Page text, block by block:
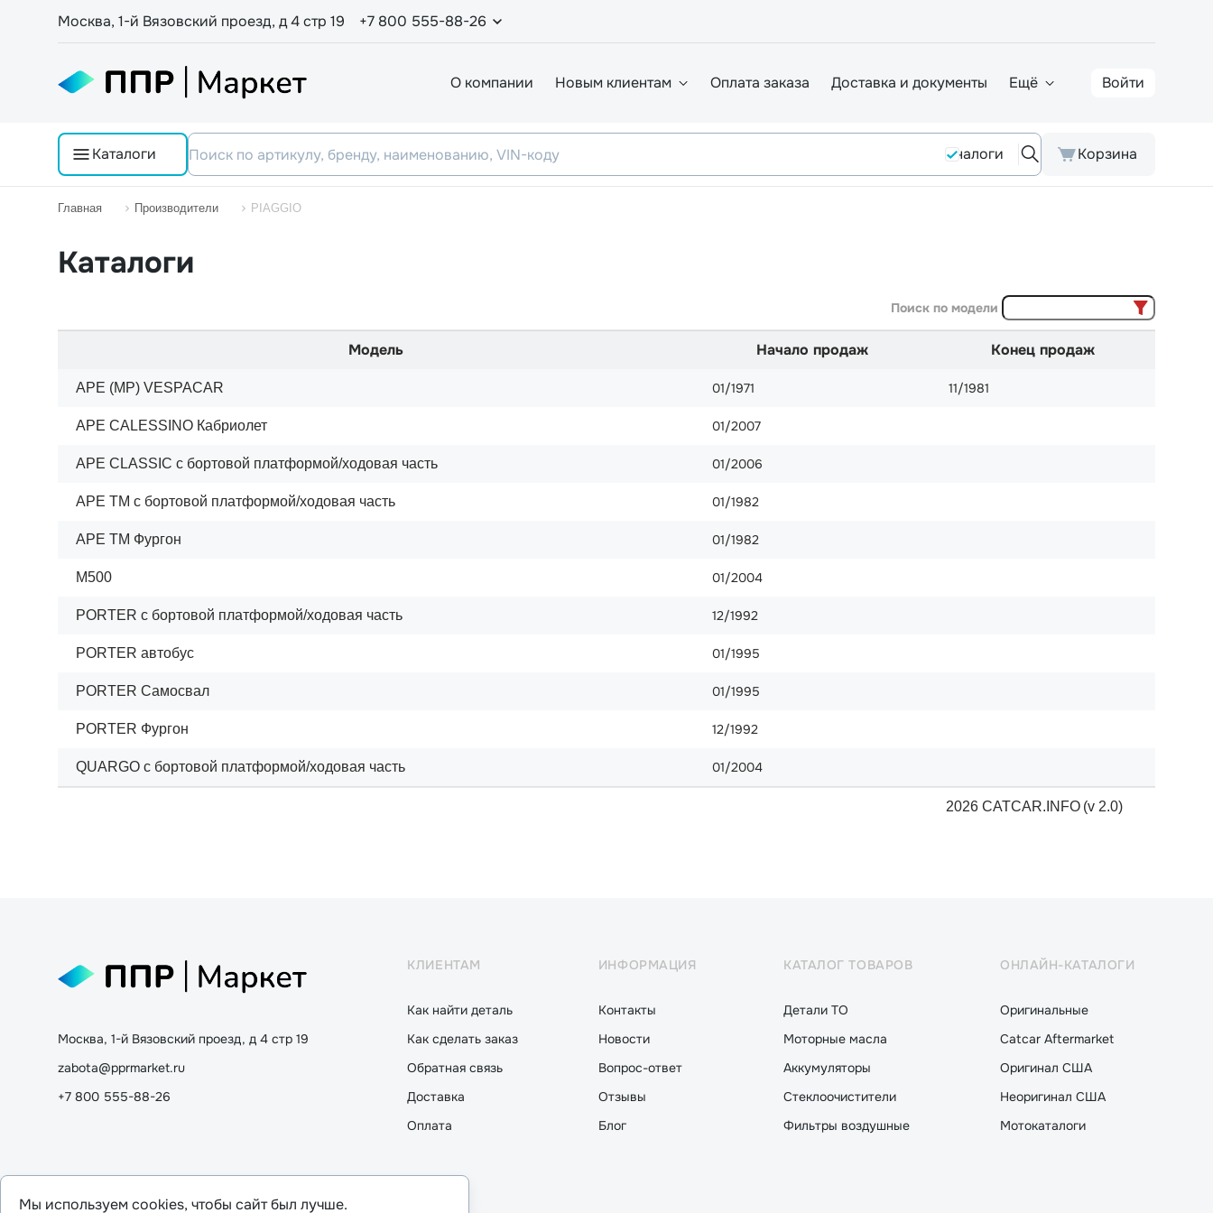
Москва, 1-й Вязовский проезд, д 4 стр 19 +7 800 555-88-26
О компании Новым клиентам Оплата заказа Доставка и документы Ещё Войти
Каталоги Аналоги Корзина
Главная Производители PIAGGIO
Каталоги
Поиск по модели
Модель Начало продаж Конец продаж
APE (MP) VESPACAR 01/1971 11/1981
APE CALESSINO Кабриолет 01/2007
APE CLASSIC c бортовой платформой/ходовая часть 01/2006
APE TM c бортовой платформой/ходовая часть 01/1982
APE TM Фургон 01/1982
M500 01/2004
PORTER c бортовой платформой/ходовая часть 12/1992
PORTER автобус 01/1995
PORTER Самосвал 01/1995
PORTER Фургон 12/1992
QUARGO c бортовой платформой/ходовая часть 01/2004
2026 CATCAR.INFO (v 2.0)
Москва, 1-й Вязовский проезд, д 4 стр 19
zabota@pprmarket.ru
+7 800 555-88-26
КЛИЕНТАМ
Как найти деталь
Как сделать заказ
Обратная связь
Доставка
Оплата
ИНФОРМАЦИЯ
Контакты
Новости
Вопрос-ответ
Отзывы
Блог
КАТАЛОГ ТОВАРОВ
Детали ТО
Моторные масла
Аккумуляторы
Стеклоочистители
Фильтры воздушные
ОНЛАЙН-КАТАЛОГИ
Оригинальные
Catcar Aftermarket
Оригинал США
Неоригинал США
Мотокаталоги
Мы используем cookies, чтобы сайт был лучше.